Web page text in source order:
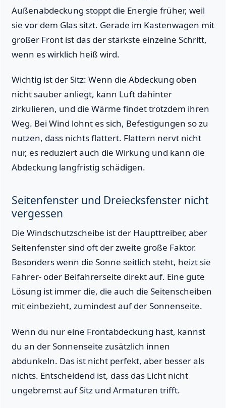
Außenabdeckung stoppt die Energie früher, weil
sie vor dem Glas sitzt. Gerade im Kastenwagen mit
großer Front ist das der stärkste einzelne Schritt,
wenn es wirklich heiß wird.
Wichtig ist der Sitz: Wenn die Abdeckung oben
nicht sauber anliegt, kann Luft dahinter
zirkulieren, und die Wärme findet trotzdem ihren
Weg. Bei Wind lohnt es sich, Befestigungen so zu
nutzen, dass nichts flattert. Flattern nervt nicht
nur, es reduziert auch die Wirkung und kann die
Abdeckung langfristig schädigen.
Seitenfenster und Dreiecksfenster nicht
vergessen
Die Windschutzscheibe ist der Haupttreiber, aber
Seitenfenster sind oft der zweite große Faktor.
Besonders wenn die Sonne seitlich steht, heizt sie
Fahrer- oder Beifahrerseite direkt auf. Eine gute
Lösung ist immer die, die auch die Seitenscheiben
mit einbezieht, zumindest auf der Sonnenseite.
Wenn du nur eine Frontabdeckung hast, kannst
du an der Sonnenseite zusätzlich innen
abdunkeln. Das ist nicht perfekt, aber besser als
nichts. Entscheidend ist, dass das Licht nicht
ungebremst auf Sitz und Armaturen trifft.